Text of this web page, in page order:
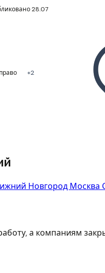
28.07
+2
Новгород Москва
а компаниям